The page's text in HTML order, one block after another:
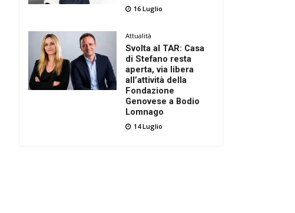
16 Luglio
Attualità
Svolta al TAR: Casa
di Stefano resta
aperta, via libera
all’attività della
Fondazione
Genovese a Bodio
Lomnago
14 Luglio